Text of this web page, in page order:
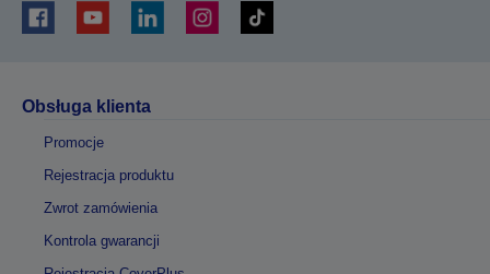
Obsługa klienta
Promocje
Rejestracja produktu
Zwrot zamówienia
Kontrola gwarancji